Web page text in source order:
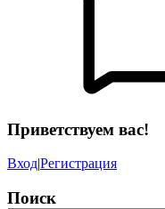
Приветствуем вас!
Вход|Регистрация
Поиск